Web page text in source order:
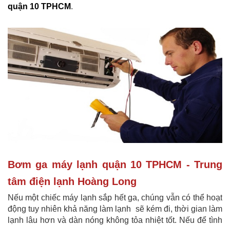
quận 10 TPHCM.
Bơm ga máy lạnh quận 10 TPHCM - Trung
tâm điện lạnh Hoàng Long
Nếu một chiếc máy lạnh sắp hết ga, chúng vẫn có thể hoạt
động tuy nhiên khả năng làm lạnh sẽ kém đi, thời gian làm
lạnh lâu hơn và dàn nóng không tỏa nhiệt tốt. Nếu để tình